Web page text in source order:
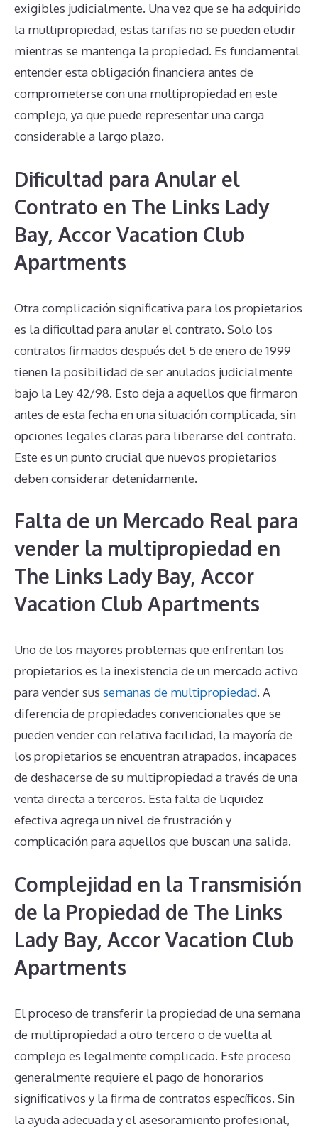
exigibles judicialmente. Una vez que se ha adquirido
la multipropiedad, estas tarifas no se pueden eludir
mientras se mantenga la propiedad. Es fundamental
entender esta obligación financiera antes de
comprometerse con una multipropiedad en este
complejo, ya que puede representar una carga
considerable a largo plazo.
Dificultad para Anular el
Contrato en The Links Lady
Bay, Accor Vacation Club
Apartments
Otra complicación significativa para los propietarios
es la dificultad para anular el contrato. Solo los
contratos firmados después del 5 de enero de 1999
tienen la posibilidad de ser anulados judicialmente
bajo la Ley 42/98. Esto deja a aquellos que firmaron
antes de esta fecha en una situación complicada, sin
opciones legales claras para liberarse del contrato.
Este es un punto crucial que nuevos propietarios
deben considerar detenidamente.
Falta de un Mercado Real para
vender la multipropiedad en
The Links Lady Bay, Accor
Vacation Club Apartments
Uno de los mayores problemas que enfrentan los
propietarios es la inexistencia de un mercado activo
para vender sus semanas de multipropiedad. A
diferencia de propiedades convencionales que se
pueden vender con relativa facilidad, la mayoría de
los propietarios se encuentran atrapados, incapaces
de deshacerse de su multipropiedad a través de una
venta directa a terceros. Esta falta de liquidez
efectiva agrega un nivel de frustración y
complicación para aquellos que buscan una salida.
Complejidad en la Transmisión
de la Propiedad de The Links
Lady Bay, Accor Vacation Club
Apartments
El proceso de transferir la propiedad de una semana
de multipropiedad a otro tercero o de vuelta al
complejo es legalmente complicado. Este proceso
generalmente requiere el pago de honorarios
significativos y la firma de contratos específicos. Sin
la ayuda adecuada y el asesoramiento profesional,